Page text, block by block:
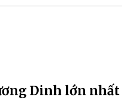
Dinh lớn